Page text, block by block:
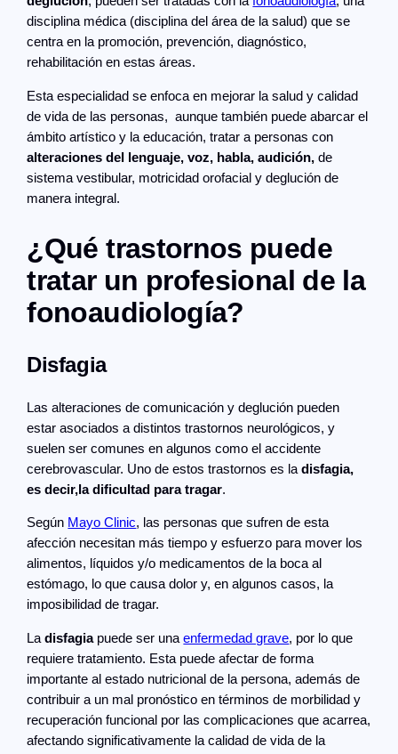
disciplina médica (disciplina del área de la salud) que se
centra en la promoción, prevención, diagnóstico,
rehabilitación en estas áreas.
Esta especialidad se enfoca en mejorar la salud y calidad
de vida de las personas, aunque también puede abarcar el
ámbito artístico y la educación, tratar a personas con
alteraciones del lenguaje, voz, habla, audición, de
sistema vestibular, motricidad orofacial y deglución de
manera integral.
¿Qué trastornos puede
tratar un profesional de la
fonoaudiología?
Disfagia
Las alteraciones de comunicación y deglución pueden
estar asociados a distintos trastornos neurológicos, y
suelen ser comunes en algunos como el accidente
cerebrovascular. Uno de estos trastornos es ladisfagia,
es decir,la dificultad para tragar.
Según Mayo Clinic, las personas que sufren de esta
afección necesitan más tiempo y esfuerzo para mover los
alimentos, líquidos y/o medicamentos de la boca al
estómago, lo que causa dolor y, en algunos casos, la
imposibilidad de tragar.
Ladisfagia puede ser unaenfermedad grave, por lo que
requiere tratamiento. Esta puede afectar de forma
importante al estado nutricional de la persona, además de
contribuir a un mal pronóstico en términos de morbilidad y
recuperación funcional por las complicaciones que acarrea,
afectando significativamente la calidad de vida de la